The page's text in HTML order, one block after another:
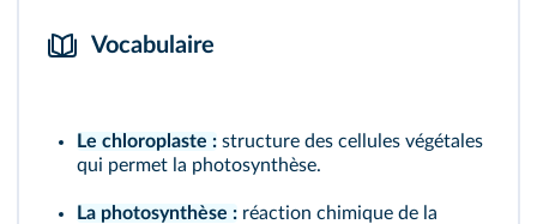
Vocabulaire
Le chloroplaste : structure des cellules végétales
qui permet la photosynthèse.
La photosynthèse : réaction chimique de la